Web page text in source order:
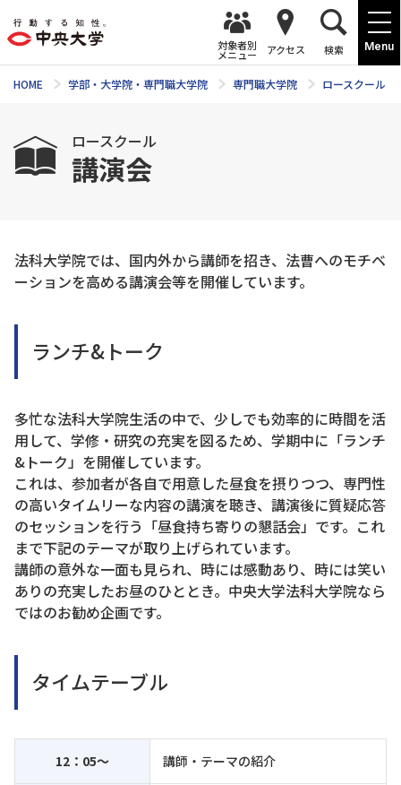
Menu
対象者別
メニュー アクセス 検索
HOME 学部・大学院・専門職大学院 専門職大学院 ロースクール
ロースクール
講演会
法科大学院では、国内外から講師を招き、法曹へのモチベ
ーションを高める講演会等を開催しています。
ランチ&トーク
多忙な法科大学院生活の中で、少しでも効率的に時間を活
用して、学修・研究の充実を図るため、学期中に「ランチ
&トーク」を開催しています。
これは、参加者が各自で用意した昼食を摂りつつ、専門性
の高いタイムリーな内容の講演を聴き、講演後に質疑応答
のセッションを行う「昼食持ち寄りの懇話会」です。これ
まで下記のテーマが取り上げられています。
講師の意外な一面も見られ、時には感動あり、時には笑い
ありの充実したお昼のひととき。中央大学法科大学院なら
ではのお勧め企画です。
タイムテーブル
12：05～ 講師・テーマの紹介